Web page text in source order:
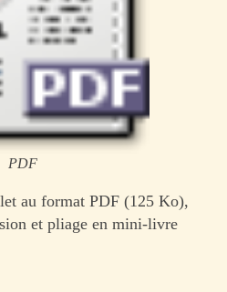
PDF
au format PDF (125 Ko),
et pliage en mini-livre